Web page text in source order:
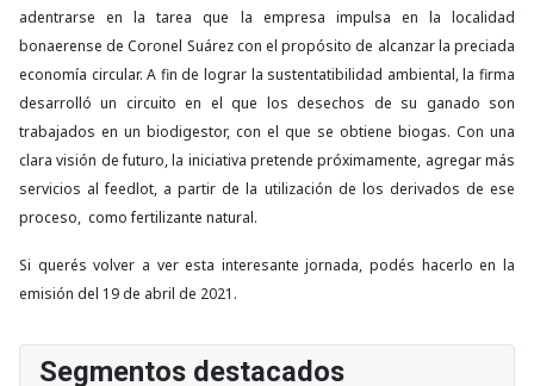
adentrarse en la tarea que la empresa impulsa en la localidad
bonaerense de Coronel Suárez con el propósito de alcanzar la preciada
economía circular. A fin de lograr la sustentatibilidad ambiental, la firma
desarrolló un circuito en el que los desechos de su ganado son
trabajados en un biodigestor, con el que se obtiene biogas. Con una
clara visión de futuro, la iniciativa pretende próximamente, agregar más
servicios al feedlot, a partir de la utilización de los derivados de ese
proceso, como fertilizante natural.
Si querés volver a ver esta interesante jornada, podés hacerlo en la
emisión del 19 de abril de 2021.
Segmentos destacados